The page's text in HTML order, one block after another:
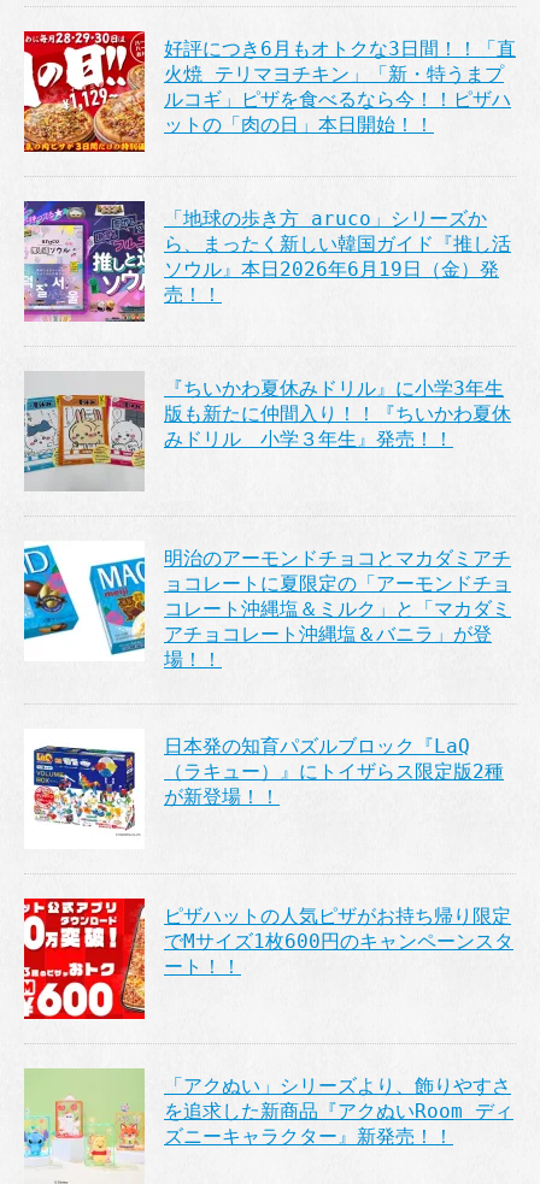
好評につき6月もオトクな3日間！！「直
火焼 テリマヨチキン」「新・特うまプ
ルコギ」ピザを食べるなら今！！ピザハ
ットの「肉の日」本日開始！！
「地球の歩き方 aruco」シリーズか
ら、まったく新しい韓国ガイド『推し活
ソウル』本日2026年6月19日（金）発
売！！
『ちいかわ夏休みドリル』に小学3年生
版も新たに仲間入り！！『ちいかわ夏休
みドリル 小学３年生』発売！！
明治のアーモンドチョコとマカダミアチ
ョコレートに夏限定の「アーモンドチョ
コレート沖縄塩＆ミルク」と「マカダミ
アチョコレート沖縄塩＆バニラ」が登
場！！
日本発の知育パズルブロック『LaQ
（ラキュー）』にトイザらス限定版2種
が新登場！！
ピザハットの人気ピザがお持ち帰り限定
でMサイズ1枚600円のキャンペーンスタ
ート！！
「アクぬい」シリーズより、飾りやすさ
を追求した新商品『アクぬいRoom ディ
ズニーキャラクター』新発売！！